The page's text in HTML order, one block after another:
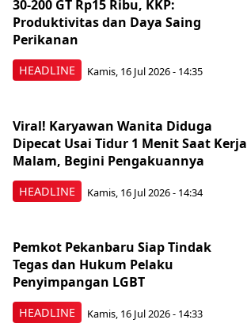
HEADLINE
30-200 GT Rp15 Ribu, KKP:
Produktivitas dan Daya Saing
Perikanan
Kamis, 16 Jul 2026 - 14:35
HEADLINE
Viral! Karyawan Wanita Diduga
Dipecat Usai Tidur 1 Menit Saat Kerja
Malam, Begini Pengakuannya
Kamis, 16 Jul 2026 - 14:34
HEADLINE
Pemkot Pekanbaru Siap Tindak
Tegas dan Hukum Pelaku
Penyimpangan LGBT
Kamis, 16 Jul 2026 - 14:33